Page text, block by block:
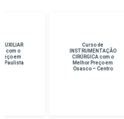
INSTRUMENTAÇÃO
CIRÚRGICA com o
Melhor Preço em
Osasco – Centro